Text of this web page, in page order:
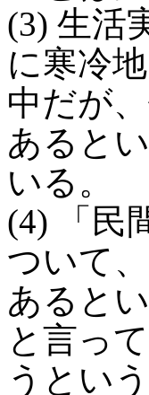
(3) 生活
に寒冷
中だが
あると
いる。
(4) 「民
ついて
あると
と言っ
うとい